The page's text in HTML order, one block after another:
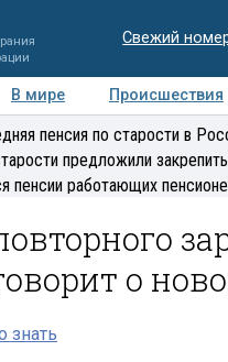
Свежий
В мире Происшествия
Медиацентр
пенсия по старости в
предложили
пенсии работающих
о
знать